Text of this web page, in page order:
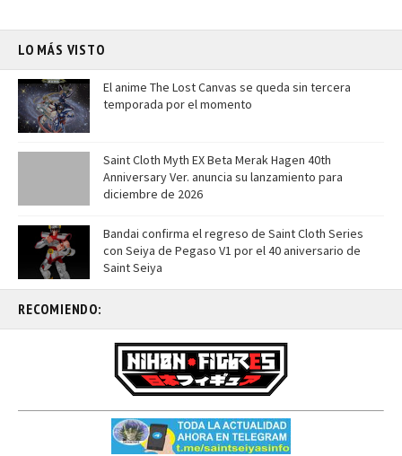
LO MÁS VISTO
El anime The Lost Canvas se queda sin tercera
temporada por el momento
Saint Cloth Myth EX Beta Merak Hagen 40th
Anniversary Ver. anuncia su lanzamiento para
diciembre de 2026
Bandai confirma el regreso de Saint Cloth Series
con Seiya de Pegaso V1 por el 40 aniversario de
Saint Seiya
RECOMIENDO: